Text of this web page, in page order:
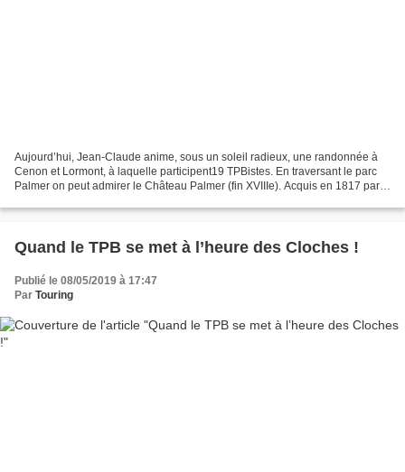
Aujourd’hui, Jean-Claude anime, sous un soleil radieux, une randonnée à
Cenon et Lormont, à laquelle participent19 TPBistes. En traversant le parc
Palmer on peut admirer le Château Palmer (fin XVIIIe). Acquis en 1817 par
Quand le TPB se met à l’heure des Cloches !
Publié le 08/05/2019 à 17:47
Par Touring